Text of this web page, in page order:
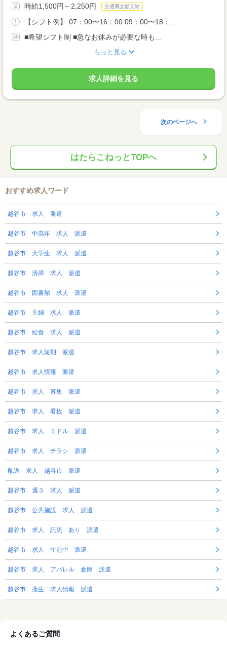
時給1,500円～2,250円 交通費全額支給
【シフト例】 07：00〜16：00 09：00〜18：...
■希望シフト制 ■急なお休みが必要な時も...
もっと見る
求人詳細を見る
次のページへ
はたらこねっとTOPへ
おすすめ求人ワード
越谷市 求人 派遣
越谷市 中高年 求人 派遣
越谷市 大学生 求人 派遣
越谷市 清掃 求人 派遣
越谷市 図書館 求人 派遣
越谷市 主婦 求人 派遣
越谷市 給食 求人 派遣
越谷市 求人短期 派遣
越谷市 求人情報 派遣
越谷市 求人 募集 派遣
越谷市 求人 看板 派遣
越谷市 求人 ミドル 派遣
越谷市 求人 チラシ 派遣
配送 求人 越谷市 派遣
越谷市 週３ 求人 派遣
越谷市 公共施設 求人 派遣
越谷市 求人 託児 あり 派遣
越谷市 求人 午前中 派遣
越谷市 求人 アパレル 倉庫 派遣
越谷市 蒲生 求人情報 派遣
よくあるご質問